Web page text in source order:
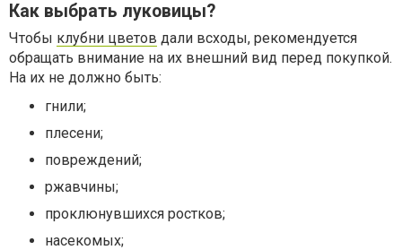
Как выбрать луковицы?
Чтобы клубни цветов дали всходы, рекомендуется
обращать внимание на их внешний вид перед покупкой.
На их не должно быть:
гнили;
плесени;
повреждений;
ржавчины;
проклюнувшихся ростков;
насекомых;